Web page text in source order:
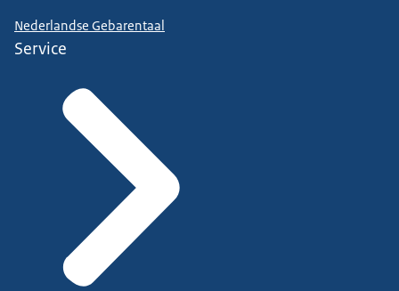
Nederlandse Gebarentaal
Service